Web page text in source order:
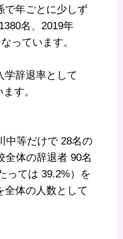
で年ごとに少しず
名、2019年
っています。
学辞退率として
す。
中等だけで 28名の
全体の辞退者 90名
っては 39.2%）を
全体の人数として